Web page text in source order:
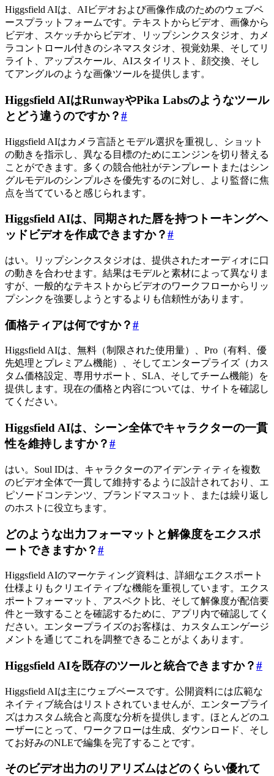
Higgsfield AIは、AIビデオおよび画像作成のためのウェブベ
ースプラットフォームです。テキストからビデオ、画像から
ビデオ、スケッチからビデオ、リップシンクスタジオ、カメ
ラコントロール付きのシネマスタジオ、視覚効果、そしてリ
ライト、アップスケール、AIスタイリスト、顔交換、そし
てアングルのような画像ツールを提供します。
Higgsfield AIはRunwayやPika Labsのようなツール
とどう違うのですか？#
Higgsfield AIはカメラ言語とモデル選択を重視し、ショット
の動きを指示し、異なる目標のためにエンジンを切り替える
ことができます。多くの競合他社がテンプレートまたはシン
グルモデルのシンプルさを優先するのに対し、より監督に焦
点を当てていると感じられます。
Higgsfield AIは、同期された唇を持つトーキングヘ
ッドビデオを作成できますか？#
はい。リップシンクスタジオは、提供されたオーディオに口
の動きを合わせます。結果はモデルと素材によって異なりま
すが、一般的なテキストからビデオのワークフローからリッ
プシンクを強要しようとするよりも信頼性があります。
価格ティアは何ですか？#
Higgsfield AIは、無料（制限された使用量）、Pro（有料、優
先処理とプレミアム機能）、そしてエンタープライズ（カス
タム価格設定、専用サポート、SLA、そしてチーム機能）を
提供します。現在の価格と内容については、サイトを確認し
てください。
Higgsfield AIは、シーン全体でキャラクターの一貫
性を維持しますか？#
はい。Soul IDは、キャラクターのアイデンティティを複数
のビデオ全体で一貫して維持するように設計されており、エ
ピソードコンテンツ、ブランドマスコット、または繰り返し
のホストに役立ちます。
どのような出力フォーマットと解像度をエクスポ
ートできますか？#
Higgsfield AIのマーケティング資料は、詳細なエクスポート
仕様よりもクリエイティブな機能を重視しています。エクス
ポートフォーマット、アスペクト比、そして解像度が配信要
件と一致することを確認するために、アプリ内で確認してく
ださい。エンタープライズのお客様は、カスタムエンゲージ
メントを通じてこれを調整できることがよくあります。
Higgsfield AIを既存のツールと統合できますか？#
Higgsfield AIは主にウェブベースです。公開資料には広範な
ネイティブ統合はリストされていませんが、エンタープライ
ズはカスタム統合と高度な分析を提供します。ほとんどのユ
ーザーにとって、ワークフローは生成、ダウンロード、そし
てお好みのNLEで編集を完了することです。
そのビデオ出力のリアリズムはどのくらい優れて